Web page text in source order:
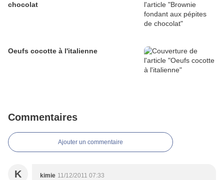
chocolat
Oeufs cocotte à l'italienne
Commentaires
Ajouter un commentaire
K kimie 11/12/2011 07:33